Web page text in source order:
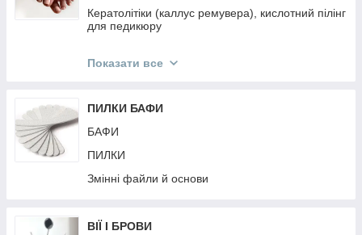
Кератолітіки (каллус ремувера), кислотний пілінг
для педикюру
Показати все
ПИЛКИ БАФИ
БАФИ
ПИЛКИ
Змінні файли й основи
ВІЇ І БРОВИ